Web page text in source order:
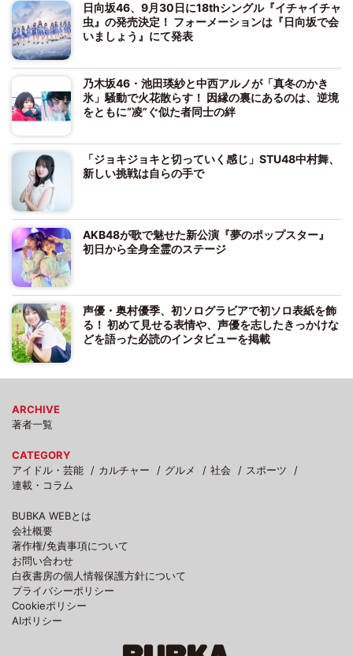
日向坂46、9月30日に18thシングル『イチャイチャ
虫』の発売決定！ フォーメーションは『日向坂で会
いましょう』にて発表
乃木坂46・池田瑛紗と中西アルノが「真冬のかき
氷」騒動で火花散らす！ 因縁の裏にあるのは、逆境
をともに“凌”ぐ似た者同士の絆
「ジョキジョキと切っていく感じ」STU48中村舞、
新しい挑戦は自らの手で
AKB48が歌で魅せた新公演『夢のポップスター』
初日から全身全霊のステージ
声優・奥村優季、初ソログラビアで初ソロ表紙を飾
る！ 初めて見せる表情や、声優を志したきっかけな
どを語った必読のインタビューを掲載
ARCHIVE
著者一覧
CATEGORY
アイドル・芸能
カルチャー グルメ 社会
スポーツ
連載・コラム
BUBKA WEBとは
会社概要
著作権/免責事項について
お問い合わせ
白夜書房の個人情報保護方針について
プライバシーポリシー
Cookieポリシー
AIポリシー